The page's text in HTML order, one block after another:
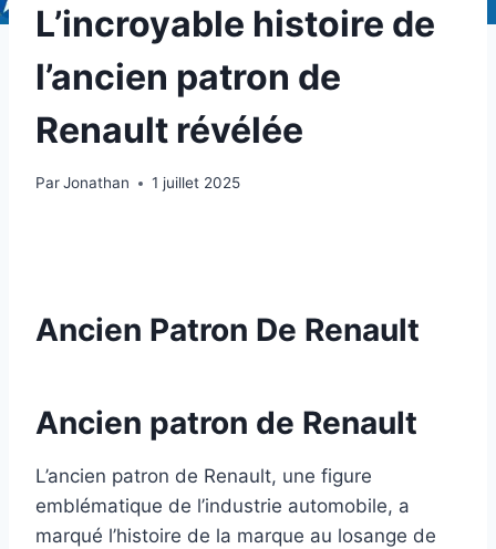
L’incroyable histoire de
l’ancien patron de
Renault révélée
ParJonathan 1 juillet 2025
Ancien Patron De Renault
Ancien patron de Renault
L’ancien patron de Renault, une figure
emblématique de l’industrie automobile, a
marqué l’histoire de la marque au losange de